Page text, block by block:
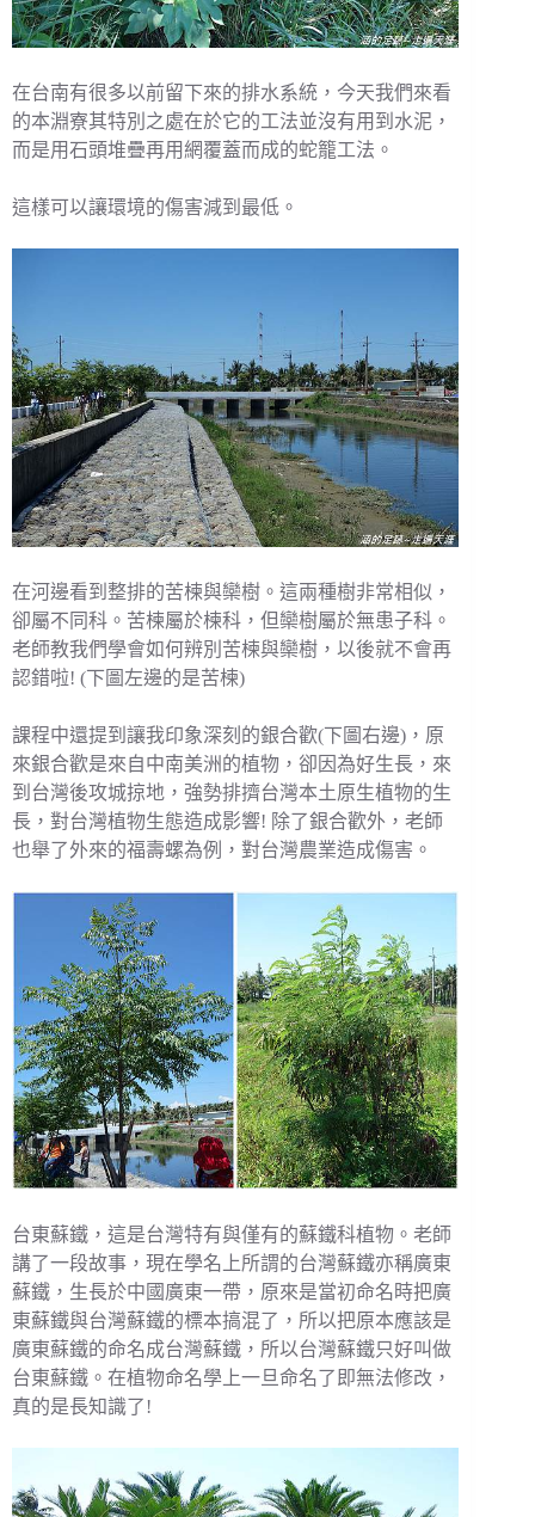
在台南有很多以前留下來的排水系統，今天我們來看
的本淵寮其特別之處在於它的工法並沒有用到水泥，
而是用石頭堆疊再用網覆蓋而成的蛇籠工法。
這樣可以讓環境的傷害減到最低。
在河邊看到整排的苦楝與欒樹。這兩種樹非常相似，
卻屬不同科。苦楝屬於楝科，但欒樹屬於無患子科。
老師教我們學會如何辨別苦楝與欒樹，以後就不會再
認錯啦! (下圖左邊的是苦楝)
課程中還提到讓我印象深刻的銀合歡(下圖右邊)，原
來銀合歡是來自中南美洲的植物，卻因為好生長，來
到台灣後攻城掠地，強勢排擠台灣本土原生植物的生
長，對台灣植物生態造成影響! 除了銀合歡外，老師
也舉了外來的福壽螺為例，對台灣農業造成傷害。
台東蘇鐵，這是台灣特有與僅有的蘇鐵科植物。老師
講了一段故事，現在學名上所謂的台灣蘇鐵亦稱廣東
蘇鐵，生長於中國廣東一帶，原來是當初命名時把廣
東蘇鐵與台灣蘇鐵的標本搞混了，所以把原本應該是
廣東蘇鐵的命名成台灣蘇鐵，所以台灣蘇鐵只好叫做
台東蘇鐵。在植物命名學上一旦命名了即無法修改，
真的是長知識了!